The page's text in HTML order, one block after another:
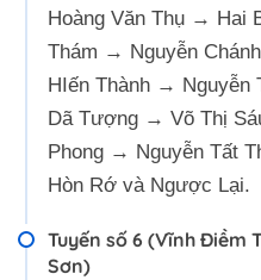
Hoàng Văn Thụ → Hai
Thám → Nguyễn
HIến Thành →
Dã Tượng → Võ Thị
Phong → Nguyễn Tất
Hòn Rớ và Ngược Lại.
Tuyến số 6 (Vĩnh Điềm
Sơn)